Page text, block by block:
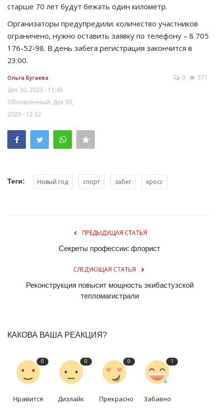
старше 70 лет будут бежать один километр.
Организаторы предупредили: количество участников
ограничено, нужно оставить заявку по телефону – 8 705
176-52-98. В день забега регистрация закончится в
23:00.
Ольга Бугаева
Дек 30, 2023 - 11:45
Обновленный: Дек 30,
2023 - 12:32
0 571
Теги: Новый год спорт забег кросс
ПРЕДЫДУЩАЯ СТАТЬЯ
Секреты профессии: флорист
СЛЕДУЮЩАЯ СТАТЬЯ
Реконструкция повысит мощность экибастузской
тепломагистрали
КАКОВА ВАША РЕАКЦИЯ?
0
Нравится
0
Дизлайк
0
Прекрасно
1
Забавно